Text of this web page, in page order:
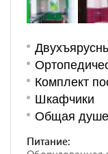
Комплект
Шкафчики
Общая
Питание: